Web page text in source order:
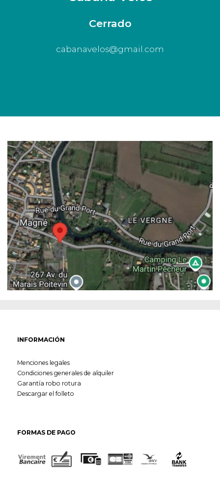
Cerrado
cabanavelos@gmail.com
INFORMACIÓN
Menciones legales
Condiciones generales de alquiler
Garantía robo rotura
Descargar el folleto
FORMAS DE PAGO